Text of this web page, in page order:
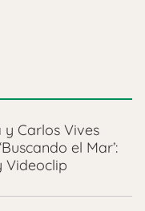
y Carlos Vives
el Mar’:
Videoclip